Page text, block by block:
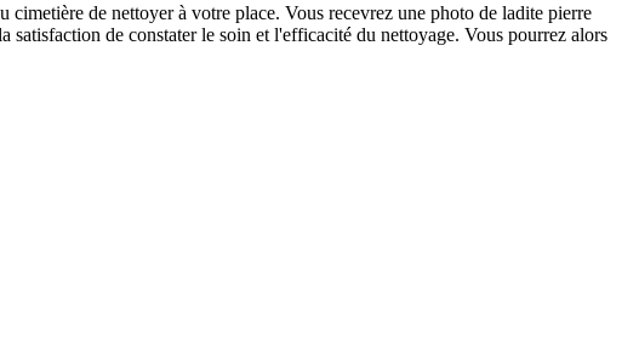
de nettoyer à votre place. Vous recevrez une photo de ladite pierre
de constater le soin et l'efficacité du nettoyage. Vous pourrez alors